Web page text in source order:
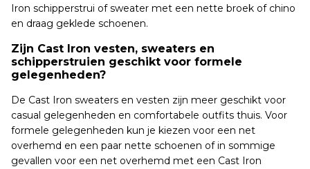
Iron schipperstrui of sweater met een nette broek of chino
en draag geklede schoenen.
Zijn Cast Iron vesten, sweaters en
schipperstruien geschikt voor formele
gelegenheden?
De Cast Iron sweaters en vesten zijn meer geschikt voor
casual gelegenheden en comfortabele outfits thuis. Voor
formele gelegenheden kun je kiezen voor een net
overhemd en een paar nette schoenen of in sommige
gevallen voor een net overhemd met een Cast Iron